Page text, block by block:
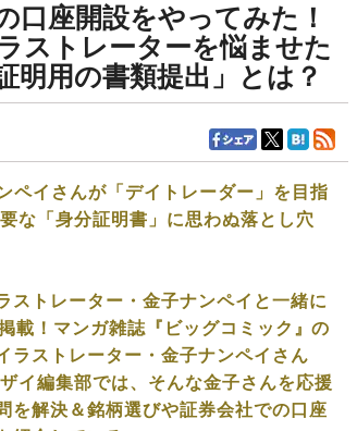
口座開設をやってみた！
ストレーターを悩ませた
明用の書類提出」とは？
ペイさんが「デイトレーダー」を目指
な「身分証明書」に思わぬ落とし穴
ストレーター・金子ナンペイと一緒に
載！マンガ雑誌『ビッグコミック』の
ラストレーター・金子ナンペイさん
イ編集部では、そんな金子さんを応援
を解決＆銘柄選びや証券会社での口座